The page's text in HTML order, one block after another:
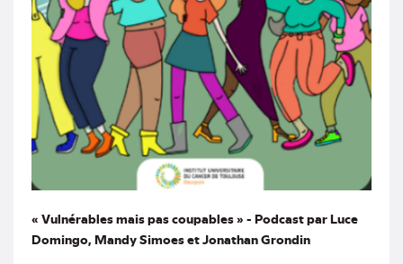
« Vulnérables mais pas coupables » - Podcast par Luce
Domingo, Mandy Simoes et Jonathan Grondin